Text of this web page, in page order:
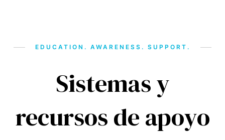
EDUCATION. AWARENESS. SUPPORT.
Sistemas y
recursos de apoyo